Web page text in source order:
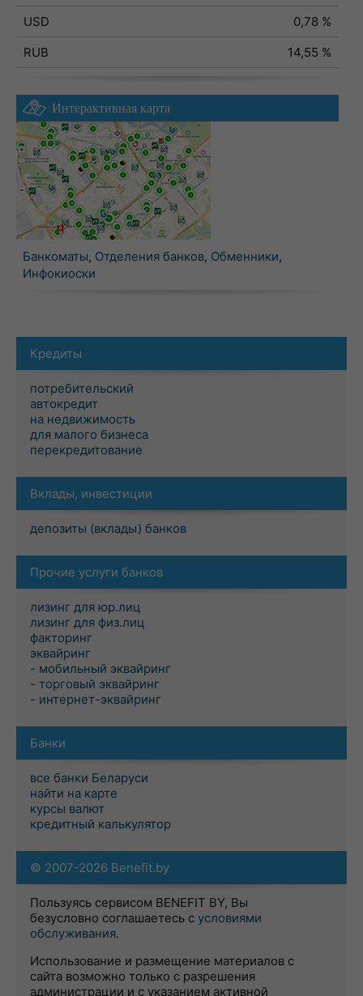
USD
0,78 %
RUB
14,55 %
Интерактивная карта
Банкоматы, Отделения банков, Обменники,
Инфокиоски
Кредиты
потребительский
автокредит
на недвижимость
для малого бизнеса
перекредитование
Вклады, инвестиции
депозиты (вклады) банков
Прочие услуги банков
лизинг для юр.лиц
лизинг для физ.лиц
факторинг
эквайринг
- мобильный эквайринг
- торговый эквайринг
- интернет-эквайринг
Банки
все банки Беларуси
найти на карте
курсы валют
кредитный калькулятор
© 2007-2026 Benefit.by
Пользуясь сервисом BENEFIT BY, Вы
безусловно соглашаетесь с условиями
обслуживания.
Использование и размещение материалов с
сайта возможно только с разрешения
администрации и с указанием активной